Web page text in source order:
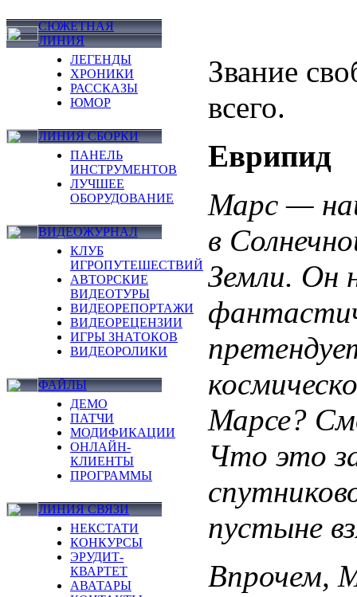
СЮЖЕТНАЯ
ЛИНИЯ
ЛЕГЕНДЫ
ХРОНИКИ
РАССКАЗЫ
ЮМОР
ЛИНИЯ СБОРКИ
ПАНЕЛЬ
ИНСТРУМЕНТОВ
ЛУЧШЕЕ
ОБОРУДОВАНИЕ
ВИДЕОЖУРНАЛ
КЛУБ
ИГРОПУТЕШЕСТВИЙ
АВТОРСКИЕ
ВИДЕОТУРЫ
ВИДЕОРЕПОРТАЖИ
ВИДЕОРЕЦЕНЗИИ
ИГРЫ ЗНАТОКОВ
ВИДЕОРОЛИКИ
ФАЙЛЫ
ДЕМО
ПАТЧИ
МОДИФИКАЦИИ
ОНЛАЙН-
КЛИЕНТЫ
ПРОГРАММЫ
ЛИНИЯ СВЯЗИ
НЕКСТАТИ
КОНКУРСЫ
ЭРУДИТ-
КВАРТЕТ
АВАТАРЫ
Звание
всего.
Еврипид
Марс —
в
Земли. Он
Марсе?
Что это
пустыне
Впрочем,